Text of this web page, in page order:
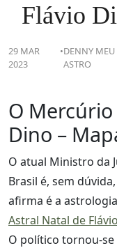
Flávio
29 MAR
2023
•DENNY MEU
ASTRO
O
Dino –
O atual Ministro da
Brasil é, sem
afirma é a
Astral Natal de
O político tornou-